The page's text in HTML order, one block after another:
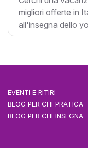
migliori offerte in
all'insegna dello
EVENTI E RITIRI
BLOG PER CHI PRATICA
BLOG PER CHI INSEGNA